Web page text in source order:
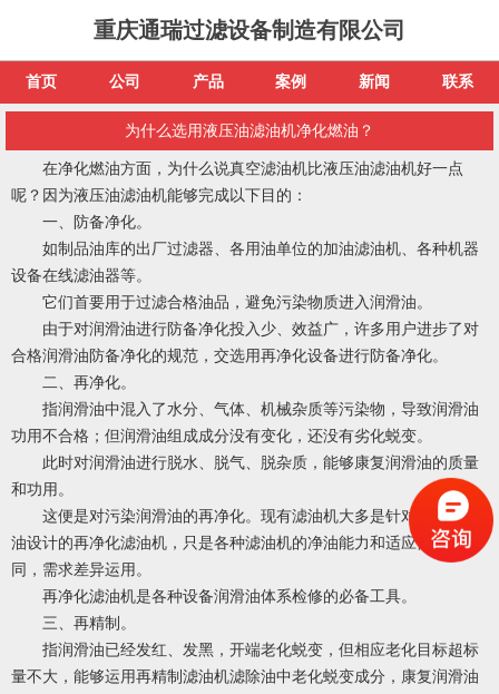
重庆通瑞过滤设备制造有限公司
首页 公司 产品 案例 新闻 联系
为什么选用液压油滤油机净化燃油？
在净化燃油方面，为什么说真空滤油机比液压油滤油机好一点
呢？因为液压油滤油机能够完成以下目的：
一、防备净化。
如制品油库的出厂过滤器、各用油单位的加油滤油机、各种机器
设备在线滤油器等。
它们首要用于过滤合格油品，避免污染物质进入润滑油。
由于对润滑油进行防备净化投入少、效益广，许多用户进步了对
合格润滑油防备净化的规范，交选用再净化设备进行防备净化。
二、再净化。
指润滑油中混入了水分、气体、机械杂质等污染物，导致润滑油
功用不合格；但润滑油组成成分没有变化，还没有劣化蜕变。
此时对润滑油进行脱水、脱气、脱杂质，能够康复润滑油的质量
和功用。
这便是对污染润滑油的再净化。现有滤油机大多是针对污染润滑
油设计的再净化滤油机，只是各种滤油机的净油能力和适应性不相
同，需求差异运用。
再净化滤油机是各种设备润滑油体系检修的必备工具。
三、再精制。
指润滑油已经发红、发黑，开端老化蜕变，但相应老化目标超标
量不大，能够运用再精制滤油机滤除油中老化蜕变成分，康复润滑油